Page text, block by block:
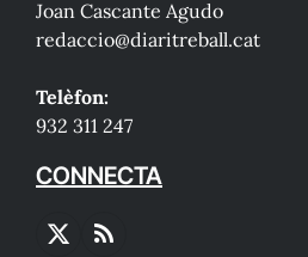
Joan Cascante Agudo
redaccio@diaritreball.cat
Telèfon:
932 311 247
CONNECTA
X
RSS